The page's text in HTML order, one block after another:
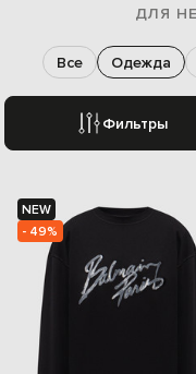
ДЛЯ
Фильтры
Все Одежда
NEW
- 49%